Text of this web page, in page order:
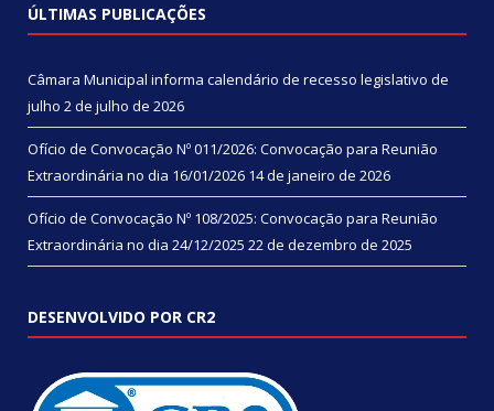
ÚLTIMAS PUBLICAÇÕES
Câmara Municipal informa calendário de recesso legislativo de
julho 2 de julho de 2026
Ofício de Convocação Nº 011/2026: Convocação para Reunião
Extraordinária no dia 16/01/2026 14 de janeiro de 2026
Ofício de Convocação Nº 108/2025: Convocação para Reunião
Extraordinária no dia 24/12/2025 22 de dezembro de 2025
DESENVOLVIDO POR CR2